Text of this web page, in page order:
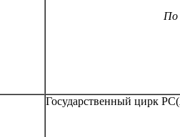
По
Государственный цирк